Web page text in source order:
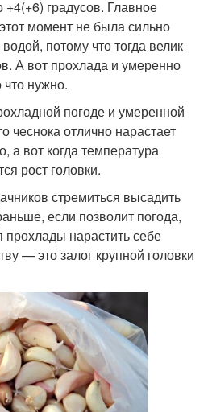
+4(+6) градусов. Главное
момент не была сильно
потому что тогда велик
А вот прохлада и умеренно
нужно.
погоде и умеренной
чеснока отлично нарастает
а вот когда температура
рост головки.
стремиться высадить
если позволит погода,
прохлады нарастить себе
— это залог крупной головки